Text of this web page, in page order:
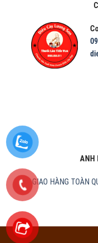
Cơ sở chính:
ANH
GIAO HÀNG TOÀN